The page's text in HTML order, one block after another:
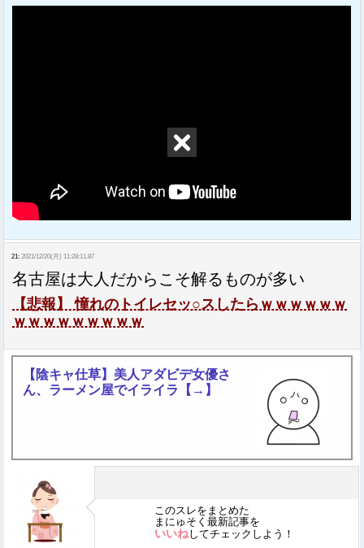
21: 2021/12/20(月) 11:28:11.87
名古屋は大人だからこそ解るものが多い
【悲報】 憧れのトイレセッ○スしたらｗｗｗｗｗｗ
ｗｗｗｗｗｗｗｗｗ
【陰キャ仕草】美人アダビデ女優さ
ん、ラーメン屋でイライラ【→】
このスレをまとめた
まにゅそく最新記事を
いいねしてチェックしよう！